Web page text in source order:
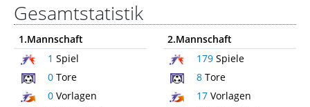
Gesamtstatistik
1.Mannschaft
1 Spiel
0 Tore
0 Vorlagen
2.Mannschaft
179Spiele
8Tore
17Vorlagen